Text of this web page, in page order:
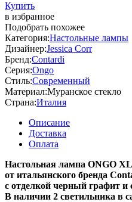
Купить
в избранное
Подобрать похожее
Категория:Настольные лампы
Дизайнер:Jessica Corr
Бренд:Contardi
Серия:Ongo
Стиль:Современный
Материал:Муранское стекло
Страна:Италия
Описание
Доставка
Оплата
Настольная лампа ONGO XL
от итальянского бренда
с отделкой черный графит
В наличии 2 светильника в